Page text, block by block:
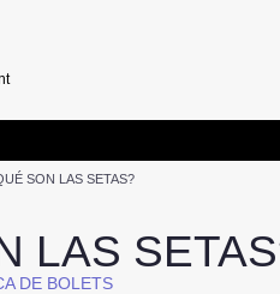
DE BOLETS
SON LAS SETAS?
LAS